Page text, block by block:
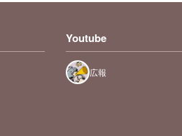
Youtube
広報